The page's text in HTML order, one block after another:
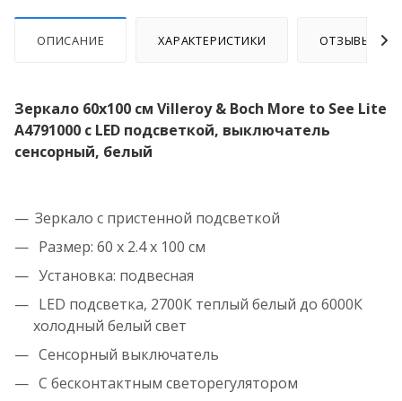
ОПИСАНИЕ ХАРАКТЕРИСТИКИ ОТЗЫВЫ
Зеркало 60х100 см Villeroy & Boch More to See Lite
A4791000 с LED подсветкой, выключатель
сенсорный, белый
Зеркало с пристенной подсветкой
Размер: 60 х 2.4 х 100 см
Установка: подвесная
LED подсветка, 2700К теплый белый до 6000К
холодный белый свет
Сенсорный выключатель
С бесконтактным светорегулятором